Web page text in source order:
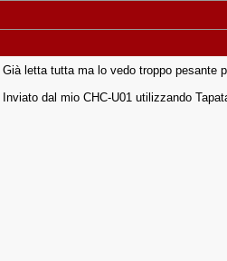
Già letta tutta ma lo vedo troppo pesante
Inviato dal mio CHC-U01 utilizzando